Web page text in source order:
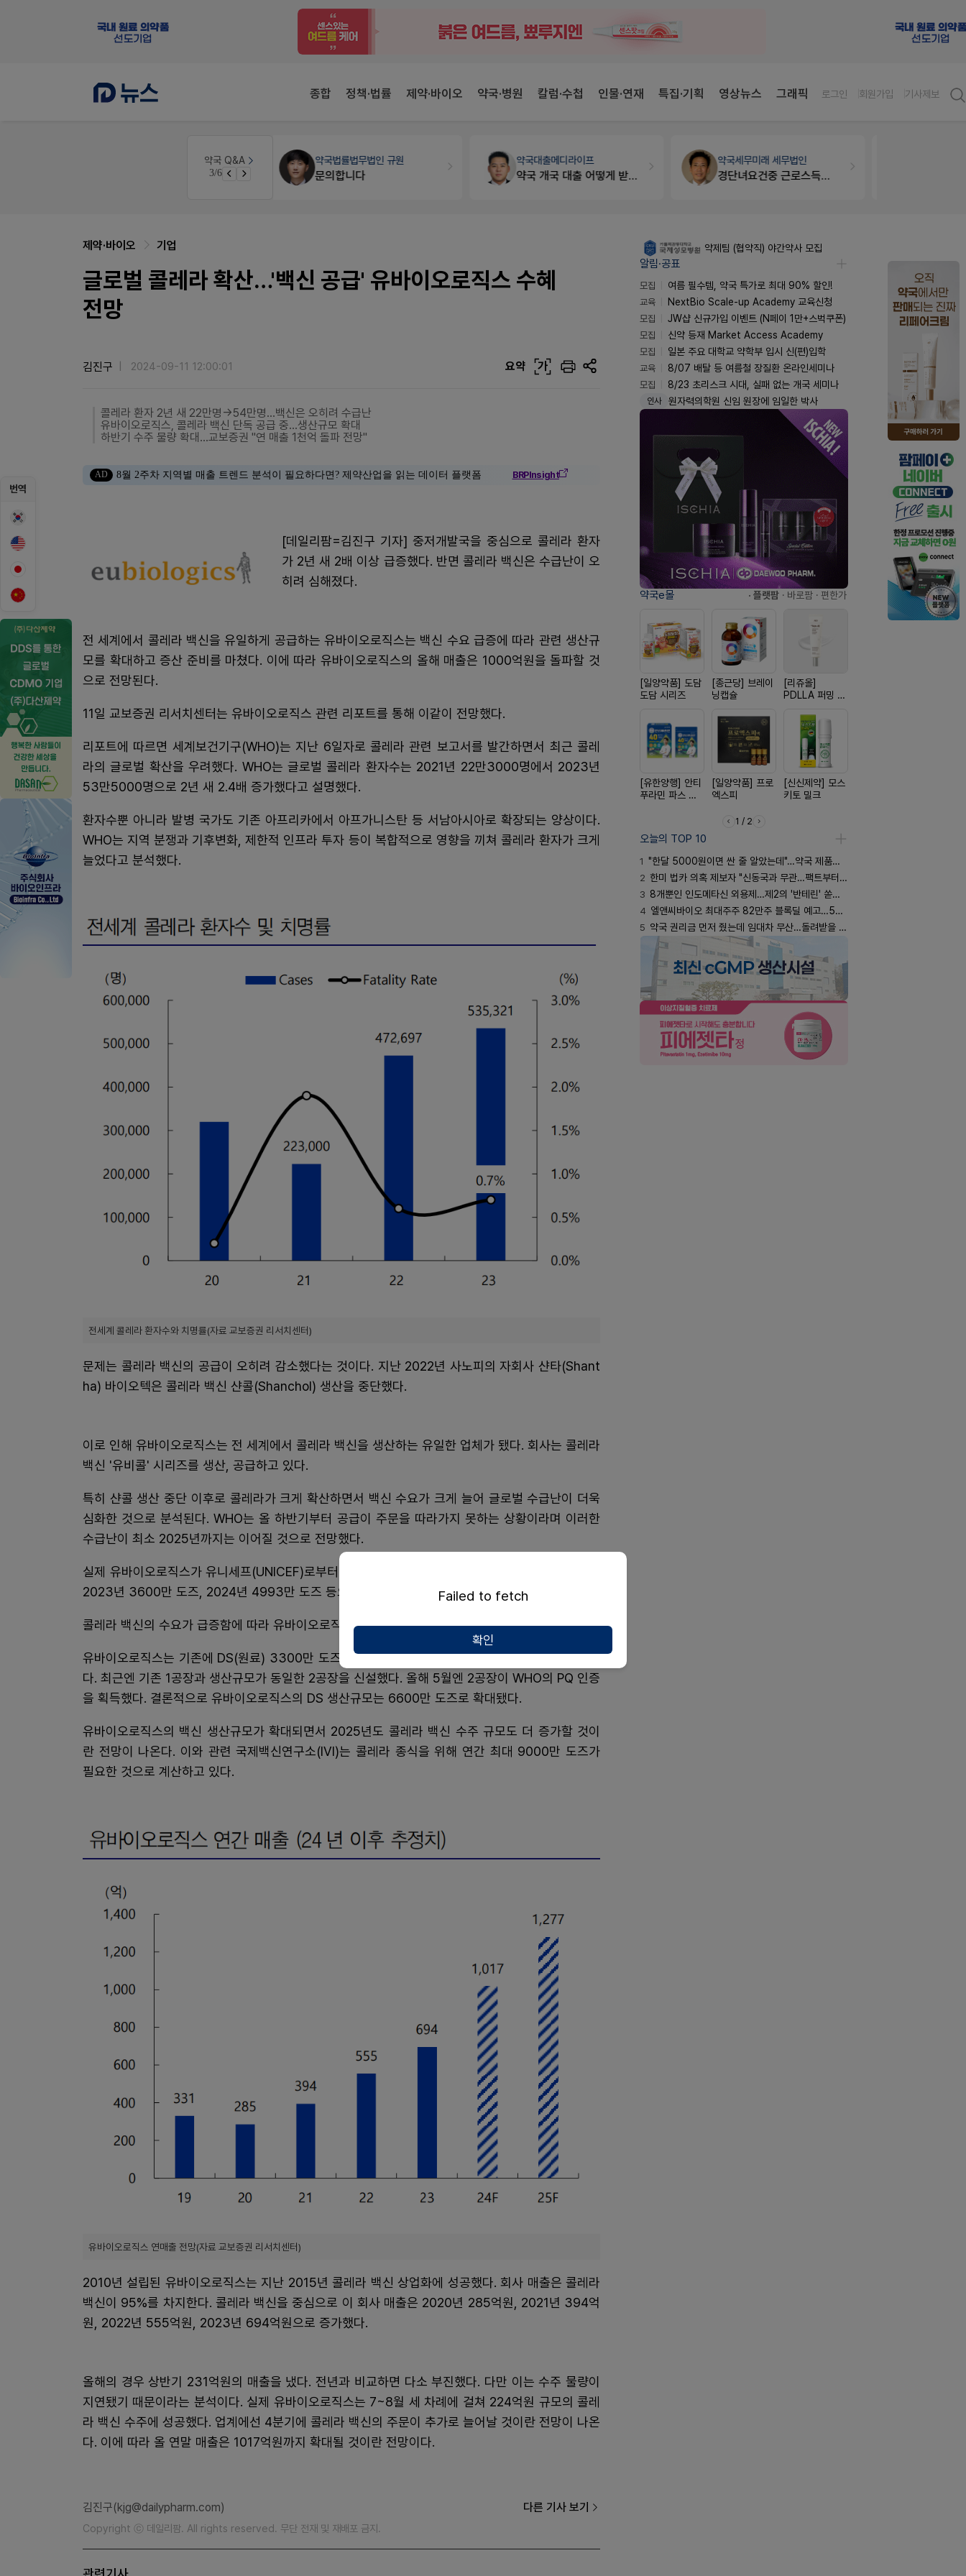
종합 정책·법률 제약·바이오 약국·병원 칼럼·수첩 인물·연재 특집·기획 영상뉴스 그래픽 로그인 회원가입 기사제보
약국 Q&A
3/6 노동자의 날 수당계산은 어떻게 되나요
약국법률법무법인 규원
문의합니다
약국대출메디라이프
약국 개국 대출 어떻게 받아야할지 어렵습니다
약국세무미래 세무법인
경단녀요건중 근로스득원천징수액
번역
제약·바이오 기업
글로벌 콜레라 확산…'백신 공급' 유바이오로직스 수혜
전망
김진구 2024-09-11 12:00:01 요약 가
콜레라 환자 2년 새 22만명→54만명…백신은 오히려 수급난
유바이오로직스, 콜레라 백신 단독 공급 중…생산규모 확대
하반기 수주 물량 확대…교보증권 "연 매출 1천억 돌파 전망"
AD 8월 2주차 지역별 매출 트렌드 분석이 필요하다면? 제약산업을 읽는 데이터 플랫폼 BRPInsight
[데일리팜=김진구 기자] 중저개발국을 중심으로 콜레라 환자
가 2년 새 2배 이상 급증했다. 반면 콜레라 백신은 수급난이 오
히려 심해졌다.
전 세계에서 콜레라 백신을 유일하게 공급하는 유바이오로직스는 백신 수요 급증에 따라 관련 생산규
모를 확대하고 증산 준비를 마쳤다. 이에 따라 유바이오로직스의 올해 매출은 1000억원을 돌파할 것
으로 전망된다.
11일 교보증권 리서치센터는 유바이오로직스 관련 리포트를 통해 이같이 전망했다.
리포트에 따르면 세계보건기구(WHO)는 지난 6일자로 콜레라 관련 보고서를 발간하면서 최근 콜레
라의 글로벌 확산을 우려했다. WHO는 글로벌 콜레라 환자수는 2021년 22만3000명에서 2023년
53만5000명으로 2년 새 2.4배 증가했다고 설명했다.
환자수뿐 아니라 발병 국가도 기존 아프리카에서 아프가니스탄 등 서남아시아로 확장되는 양상이다.
WHO는 지역 분쟁과 기후변화, 제한적 인프라 투자 등이 복합적으로 영향을 끼쳐 콜레라 환자가 크게
늘었다고 분석했다.
전세계 콜레라 환자수와 치명률(자료 교보증권 리서치센터)
문제는 콜레라 백신의 공급이 오히려 감소했다는 것이다. 지난 2022년 사노피의 자회사 샨타(Shant
ha) 바이오텍은 콜레라 백신 샨콜(Shanchol) 생산을 중단했다.
이로 인해 유바이오로직스는 전 세계에서 콜레라 백신을 생산하는 유일한 업체가 됐다. 회사는 콜레라
백신 '유비콜' 시리즈를 생산, 공급하고 있다.
특히 샨콜 생산 중단 이후로 콜레라가 크게 확산하면서 백신 수요가 크게 늘어 글로벌 수급난이 더욱
심화한 것으로 분석된다. WHO는 올 하반기부터 공급이 주문을 따라가지 못하는 상황이라며 이러한
수급난이 최소 2025년까지는 이어질 것으로 전망했다.
실제 유바이오로직스가 유니세프(UNICEF)로부터 수주한 콜레라 백신 규모는 2022년 3110만 도즈,
2023년 3600만 도즈, 2024년 4993만 도즈 등으로 꾸준히 늘었다.
콜레라 백신의 수요가 급증함에 따라 유바이오로직스는 백신 생산을 확대하기 위해 공장을 증설했다.
유바이오로직스는 기존에 DS(원료) 3300만 도즈와 DP(완제) 4000만 도즈 규모의 1공장을 가동했
다. 최근엔 기존 1공장과 생산규모가 동일한 2공장을 신설했다. 올해 5월엔 2공장이 WHO의 PQ 인증
을 획득했다. 결론적으로 유바이오로직스의 DS 생산규모는 6600만 도즈로 확대됐다.
유바이오로직스의 백신 생산규모가 확대되면서 2025년도 콜레라 백신 수주 규모도 더 증가할 것이
란 전망이 나온다. 이와 관련 국제백신연구소(IVI)는 콜레라 종식을 위해 연간 최대 9000만 도즈가
필요한 것으로 계산하고 있다.
유바이오로직스 연매출 전망(자료 교보증권 리서치센터)
2010년 설립된 유바이오로직스는 지난 2015년 콜레라 백신 상업화에 성공했다. 회사 매출은 콜레라
백신이 95%를 차지한다. 콜레라 백신을 중심으로 이 회사 매출은 2020년 285억원, 2021년 394억
원, 2022년 555억원, 2023년 694억원으로 증가했다.
올해의 경우 상반기 231억원의 매출을 냈다. 전년과 비교하면 다소 부진했다. 다만 이는 수주 물량이
지연됐기 때문이라는 분석이다. 실제 유바이오로직스는 7~8월 세 차례에 걸쳐 224억원 규모의 콜레
라 백신 수주에 성공했다. 업계에선 4분기에 콜레라 백신의 주문이 추가로 늘어날 것이란 전망이 나온
다. 이에 따라 올 연말 매출은 1017억원까지 확대될 것이란 전망이다.
김진구(kjg@dailypharm.com) 다른 기사 보기
Copyright ⓒ 데일리팜. All rights reserved. 무단 전재 및 재배포 금지.
약제팀 (협약직) 야간약사 모집
알림·공표
모집
여름 필수템, 약국 특가로 최대 90% 할인!
교육
NextBio Scale-up Academy 교육신청
모집
JW샵 신규가입 이벤트 (N페이 1만+스벅쿠폰)
모집
신약 등재 Market Access Academy
모집
일본 주요 대학교 약학부 입시 신(편)입학
교육
8/07 배탈 등 여름철 장질환 온라인세미나
모집
8/23 초리스크 시대, 실패 없는 개국 세미나
인사 원자력의학원 신임 원장에 임일한 박사
약국e몰 · 플랫팜 · 바로팜 · 편한가
[일양약품] 도담
도담 시리즈
[종근당] 브레이
닝캡슐
[리쥬올]
PDLLA 퍼밍 크
[유한양행] 안티
푸라민 파스 시
[일양약품] 프로
엑스피
[신신제약] 모스
키토 밀크
1 / 2
오늘의 TOP 10
1 "한달 5000원이면 싼 줄 알았는데"…약국 제품과 비교해보니
2 한미 법카 의혹 제보자 "신동국과 무관…팩트부터 따져야"
3 8개뿐인 인도메타신 외용제…제2의 '반테린' 쏟아지나
4 엘앤씨바이오 최대주주 82만주 블록딜 예고…500억 규모
5 약국 권리금 먼저 줬는데 임대차 무산…돌려받을 수 있을까
Failed to fetch
확인